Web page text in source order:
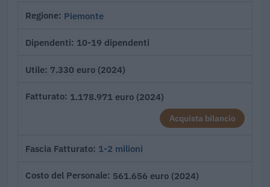
Regione Piemonte
Dipendenti 10-19 dipendenti
Utile 7.330 euro (2024)
Fatturato 1.178.971 euro (2024)
Acquista bilancio
Fascia Fatturato 1-2 milioni
Costo del Personale 561.656 euro (2024)